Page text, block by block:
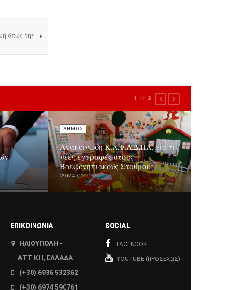
όπως την
ΔΗΜΟΣ
Ανακοίνωση Κ.Α.Φ.Α.Δ.ΗΛ. για τις
νέες εγγραφές στους
Βρεφονηπιακούς Σταθμούς
29 ΜΑΪ́ΟΥ 2016
1 of 3 PREVIOUS
NEXT
ΕΠΙΚΟΙΝΩΝΙΑ
ΗΛΙΟΎΠΟΛΗ -
ΑΤΤΙΚΉ, ΕΛΛΆΔΑ
(+30) 6936 532362
(+30) 6974 590761
SOCIAL
FACEBOOK
YOUTUBE (ΠΡΟΣΕΧΏΣ)